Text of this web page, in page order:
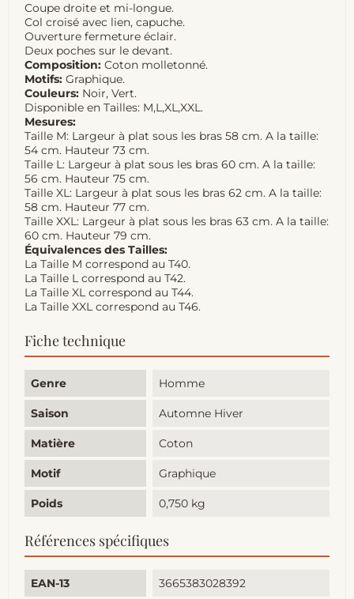
Coupe droite et mi-longue.
Col croisé avec lien, capuche.
Ouverture fermeture éclair.
Deux poches sur le devant.
Composition: Coton molletonné.
Motifs: Graphique.
Couleurs: Noir, Vert.
Disponible en Tailles: M,L,XL,XXL.
Mesures:
Taille M: Largeur à plat sous les bras 58 cm. A la taille:
54 cm. Hauteur 73 cm.
Taille L: Largeur à plat sous les bras 60 cm. A la taille:
56 cm. Hauteur 75 cm.
Taille XL: Largeur à plat sous les bras 62 cm. A la taille:
58 cm. Hauteur 77 cm.
Taille XXL: Largeur à plat sous les bras 63 cm. A la taille:
60 cm. Hauteur 79 cm.
Équivalences des Tailles:
La Taille M correspond au T40.
La Taille L correspond au T42.
La Taille XL correspond au T44.
La Taille XXL correspond au T46.
Fiche technique
Genre Homme
Saison Automne Hiver
Matière Coton
Motif Graphique
Poids 0,750 kg
Références spécifiques
EAN-13 3665383028392